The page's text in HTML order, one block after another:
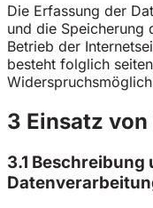
Die Erfassung der
und die Speicherung
Betrieb der
besteht folglich
3 Einsatz
3.1